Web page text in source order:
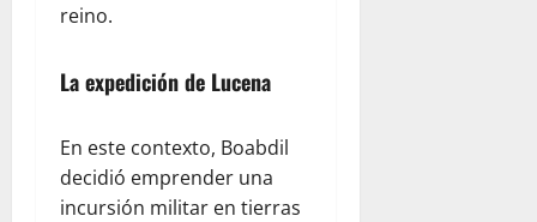
reino.
La expedición de Lucena
En este contexto, Boabdil
decidió emprender una
incursión militar en tierras